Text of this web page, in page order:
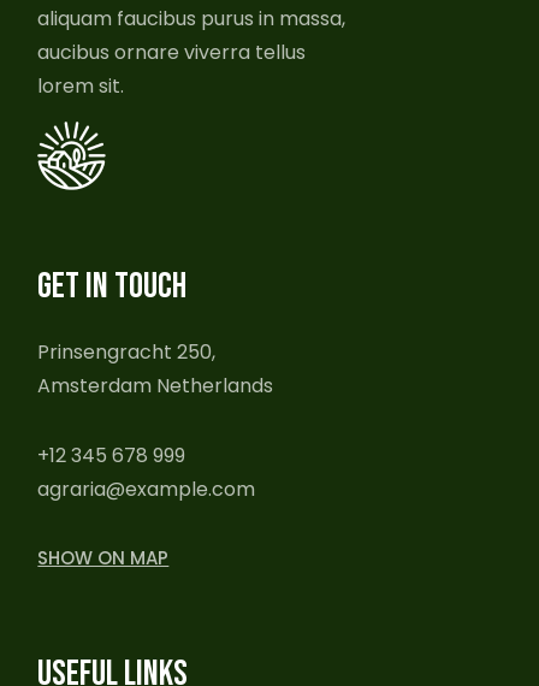
aliquam faucibus purus in massa,
aucibus ornare viverra tellus
lorem sit.
GET IN TOUCH
Prinsengracht 250,
Amsterdam Netherlands
+12 345 678 999
agraria@example.com
SHOW ON MAP
USEFUL LINKS